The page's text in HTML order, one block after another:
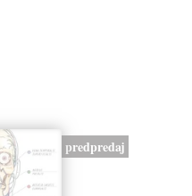
predpredaj